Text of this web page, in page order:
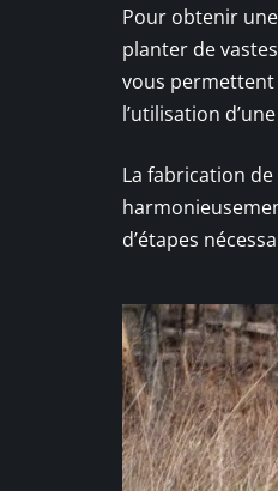
Pour obtenir
planter de
vous permettent
l’utilisation
La fabrication
d’étapes